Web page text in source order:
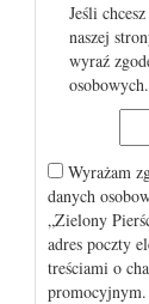
Jeśli
naszej
wyraź
osobowych.
Wyrażam
danych
„Zielony
adres poczty
treściami o
promocyjnym.